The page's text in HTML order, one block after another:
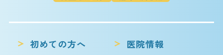
初めての方へ
医院情報